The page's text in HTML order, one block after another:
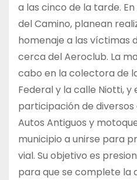
a las cinco de la tarde.
del Camino, planean
homenaje a las víctimas
cerca del Aeroclub. La
cabo en la colectora de
Federal y la calle Niotti, y
participación de diversos
Autos Antiguos y
municipio a unirse para
vial. Su objetivo es
para que se complete la